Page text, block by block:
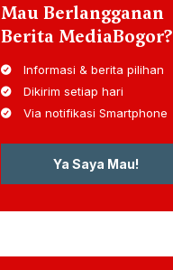
Mau Berlangganan
Berita MediaBogor?
Informasi & berita pilihan
Dikirim setiap hari
Via notifikasi Smartphone
Ya Saya Mau!